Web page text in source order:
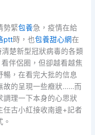
勢緊包養急，疫情在給
ptt時，也包養甜心網在
楚新型冠狀病毒的各類
伴侶圈，但卻越看越焦
暢，在看完大批的信息
故的呈現一些癥狀……而
調理一下本身的心思狀
任古小紅接收南邊+記者